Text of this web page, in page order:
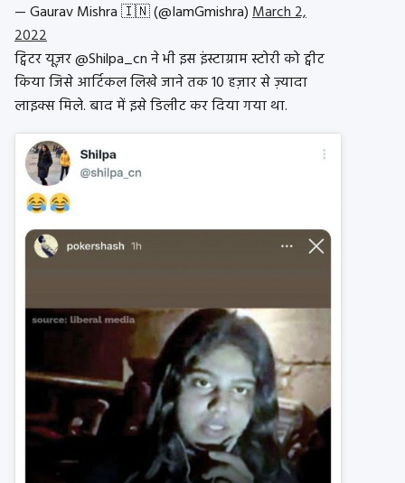
— Gaurav Mishra 🇮🇳 (@IamGmishra)March 2,
2022
ट्विटर यूज़र @Shilpa_cn ने भी इस इंस्टाग्राम स्टोरी को ट्वीट
किया जिसे आर्टिकल लिखे जाने तक 10 हज़ार से ज़्यादा
लाइक्स मिले. बाद में इसे डिलीट कर दिया गया था.